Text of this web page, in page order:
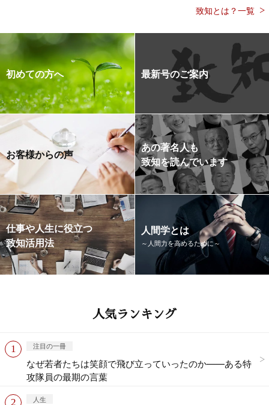
致知とは？一覧
初めての方へ 最新号のご案内
お客様からの声
あの著名人も
致知を読んでいます
仕事や人生に役立つ
致知活用法
人間学とは
～人間力を高めるために～
人気ランキング
注目の一冊
なぜ若者たちは笑顔で飛び立っていったのか——ある特
攻隊員の最期の言葉
人生